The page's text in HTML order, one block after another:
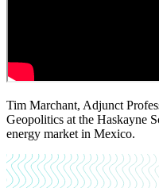
Tim Marchant, Adjunct
Geopolitics at the Haskayne
energy market in Mexico.